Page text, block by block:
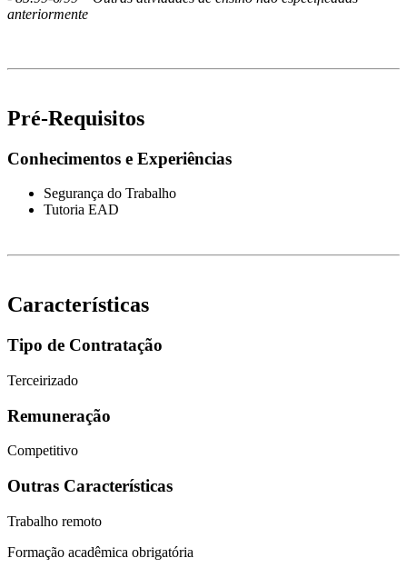
anteriormente
Pré-Requisitos
Conhecimentos e Experiências
Segurança do Trabalho
Tutoria EAD
Características
Tipo de Contratação
Terceirizado
Remuneração
Competitivo
Outras Características
Trabalho remoto
Formação acadêmica obrigatória